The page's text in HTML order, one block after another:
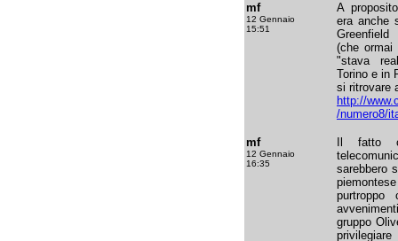
mf
12 Gennaio
15:51
A
era anche
(che
"stava
Torino e in
si ritrovare
http://
/numero8/
mf
12 Gennaio
16:35
Il fatto
sarebbero
gruppo